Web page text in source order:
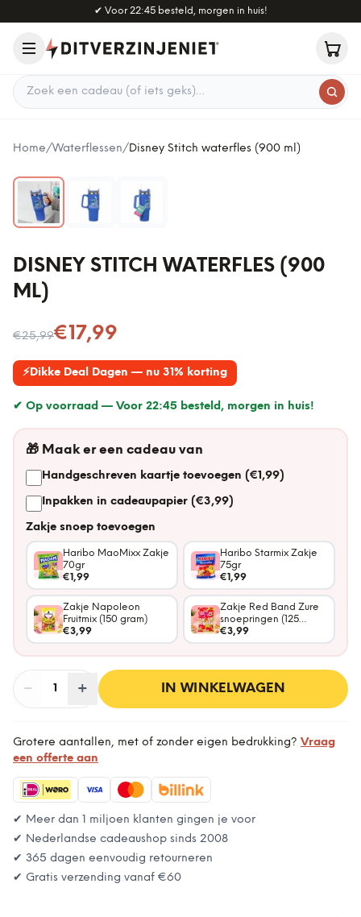
Naar hoofdinhoud
✔ Voor 22:45 besteld, morgen in huis!
Zoek een cadeau
Home/Waterflessen/Disney Stitch waterfles (900 ml)
DISNEY STITCH WATERFLES (900
ML)
€25,99
Nu voor€17,99
⚡Dikke Deal Dagen — nu 31% korting
✔ Op voorraad — Voor 22:45 besteld, morgen in huis!
🎁 Maak er een cadeau van
Handgeschreven kaartje toevoegen (€1,99)
Inpakken in cadeaupapier (€3,99)
Zakje snoep toevoegen
Haribo MaoMixx Zakje
70gr
€1,99
Haribo Starmix Zakje
75gr
€1,99
Zakje Napoleon
Fruitmix (150 gram)
€3,99
Zakje Red Band Zure
snoepringen (125
gram)
€3,99
− Aantal
1 + IN WINKELWAGEN
Grotere aantallen, met of zonder eigen bedrukking? Vraag
een offerte aan
✔ Meer dan 1 miljoen klanten gingen je voor
✔ Nederlandse cadeaushop sinds 2008
✔ 365 dagen eenvoudig retourneren
✔ Gratis verzending vanaf €60